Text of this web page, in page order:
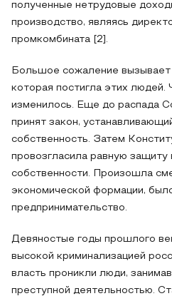
полученные нетрудовые
производство, являясь
промкомбината [2].
Большое сожаление вызывает
которая постигла этих людей.
изменилось. Еще до распада
принят закон,
собственность. Затем
провозгласила равную защиту
собственности. Произошла
экономической формации,
предпринимательство.
Девяностые годы прошлого
высокой криминализацией
власть проникли люди,
преступной деятельностью.